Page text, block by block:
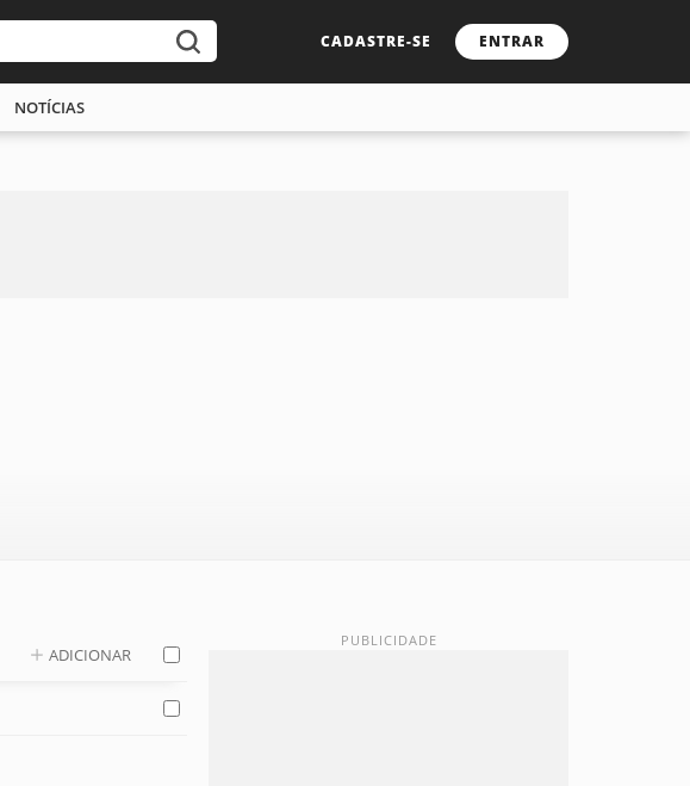
CADASTRE-SE ENTRAR
NOTÍCIAS
ADICIONAR